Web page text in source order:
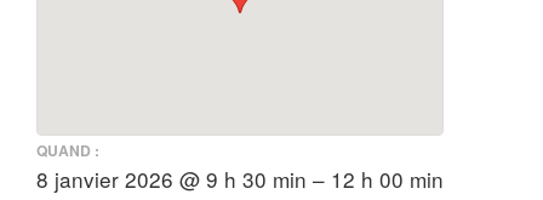
QUAND :
8 janvier 2026 @ 9 h 30 min – 12 h 00 min